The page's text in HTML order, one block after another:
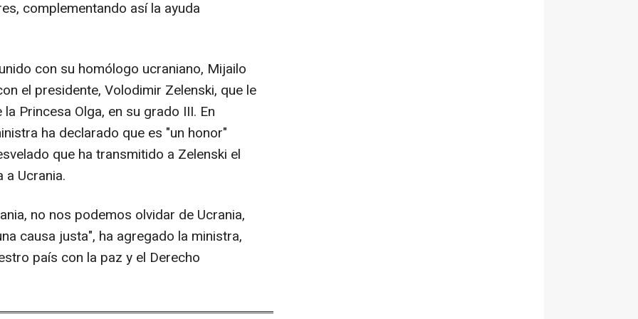
complementando así la ayuda
con su homólogo ucraniano, Mijailo
el presidente, Volodimir Zelenski, que le
Princesa Olga, en su grado III. En
ha declarado que es "un honor"
que ha transmitido a Zelenski el
Ucrania.
no nos podemos olvidar de Ucrania,
causa justa", ha agregado la ministra,
país con la paz y el Derecho